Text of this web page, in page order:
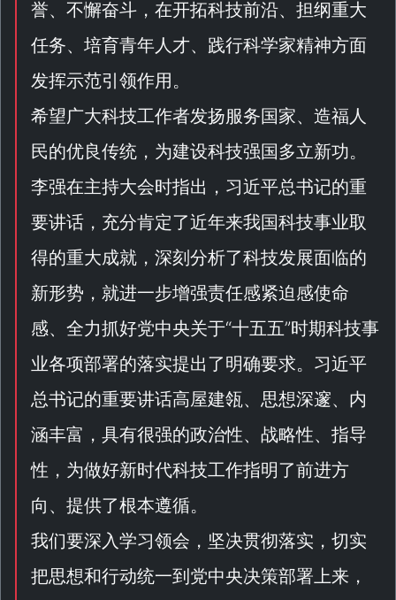
誉、不懈奋斗，在开拓科技前沿、担纲重大
任务、培育青年人才、践行科学家精神方面
发挥示范引领作用。
希望广大科技工作者发扬服务国家、造福人
民的优良传统，为建设科技强国多立新功。
李强在主持大会时指出，习近平总书记的重
要讲话，充分肯定了近年来我国科技事业取
得的重大成就，深刻分析了科技发展面临的
新形势，就进一步增强责任感紧迫感使命
感、全力抓好党中央关于“十五五”时期科技事
业各项部署的落实提出了明确要求。习近平
总书记的重要讲话高屋建瓴、思想深邃、内
涵丰富，具有很强的政治性、战略性、指导
性，为做好新时代科技工作指明了前进方
向、提供了根本遵循。
我们要深入学习领会，坚决贯彻落实，切实
把思想和行动统一到党中央决策部署上来，